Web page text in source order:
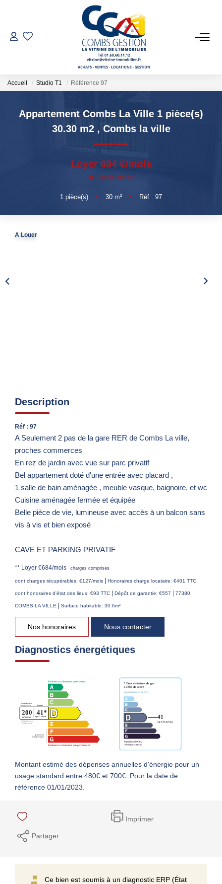
VENTES
LOCATIONS
GESTION LOCATIVE
NOTRE AGENCE
Qui Sommes-Nous
Accueil Studio T1 Référence 97
Appartement Combs La Ville 1 pièce(s)
30.30 m2 , Combs la ville
Loyer 684 €/mois
charges comprises
1 pièce(s) • 30 m² • Réf : 97
A Louer
Description
Réf : 97
A Seulement 2 pas de la gare RER de Combs La ville,
proches commerces
En rez de jardin avec vue sur parc privatif
Bel appartement doté d'une entrée avec placard ,
1 salle de bain aménagée , meuble vasque, baignoire, et wc
Cuisine aménagée fermée et équipée
Belle pièce de vie, lumineuse avec accès à un balcon sans
vis à vis et bien exposé
CAVE ET PARKING PRIVATIF
** Loyer €684/mois charges comprises
dont charges récupérables: €127/mois | Honoraires charge locataire: €401 TTC
dont honoraires d'état des lieux: €93 TTC | Dépôt de garantie: €557 | 77380
COMBS LA VILLE | Surface habitable: 30.6m²
Nos honoraires Nous contacter
Diagnostics énergétiques
Montant estimé des dépenses annuelles d'énergie pour un
usage standard entre 480€ et 700€. Pour la date de
référence 01/01/2023.
Imprimer
Partager
Ce bien est soumis à un diagnostic ERP (État